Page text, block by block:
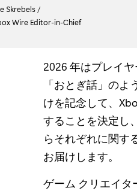
Skrebels /
Wire Editor-in-Chief
2026 年はプレイ
「おとぎ話」の
けを記念して、
することを決定し
らそれぞれに関す
お届けします。
ゲーム クリエイタ